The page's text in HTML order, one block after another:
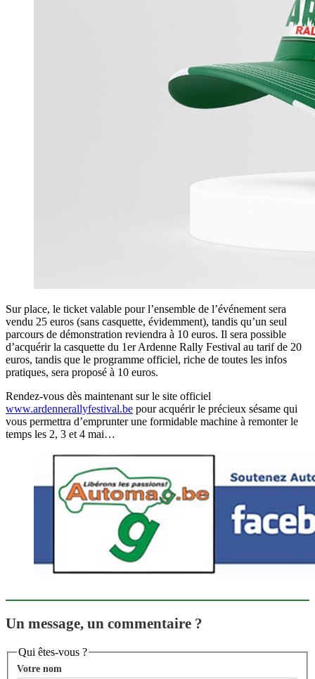
Sur place, le ticket valable pour l’ensemble de l’événement sera
vendu 25 euros (sans casquette, évidemment), tandis qu’un seul
parcours de démonstration reviendra à 10 euros. Il sera possible
d’acquérir la casquette du 1er Ardenne Rally Festival au tarif de 20
euros, tandis que le programme officiel, riche de toutes les infos
pratiques, sera proposé à 10 euros.
Rendez-vous dès maintenant sur le site officiel
www.ardennerallyfestival.be pour acquérir le précieux sésame qui
vous permettra d’emprunter une formidable machine à remonter le
temps les 2, 3 et 4 mai…
Un message, un commentaire ?
Qui êtes-vous ?
Votre nom